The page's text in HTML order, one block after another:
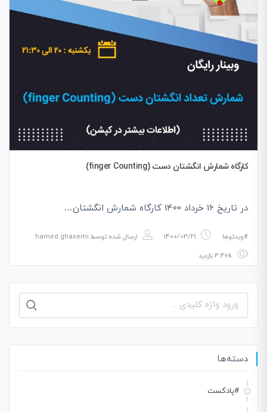
کارگاه شمارش انگشتان دست (finger Counting)
در تاریخ 16 خرداد 1400 کارگاه شمارش انگشتان…
#ویدئوها 1400/03/21 ارسال شده توسط hamed.ghasemi
جستجو
برای:
دسته‌ها
#پادکست